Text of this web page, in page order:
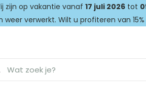
zijn op vakantie vanaf 17 juli 2026tot
verwerkt. Wilt u profiteren van